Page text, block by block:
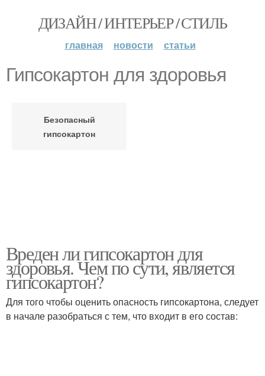
ДИЗАЙН / ИНТЕРЬЕР / СТИЛЬ
главная новости статьи
Гипсокартон для здоровья
Безопасный
гипсокартон
Вреден ли гипсокартон для
здоровья. Чем по сути, является
гипсокартон?
Для того чтобы оценить опасность гипсокартона, следует
в начале разобраться с тем, что входит в его состав: